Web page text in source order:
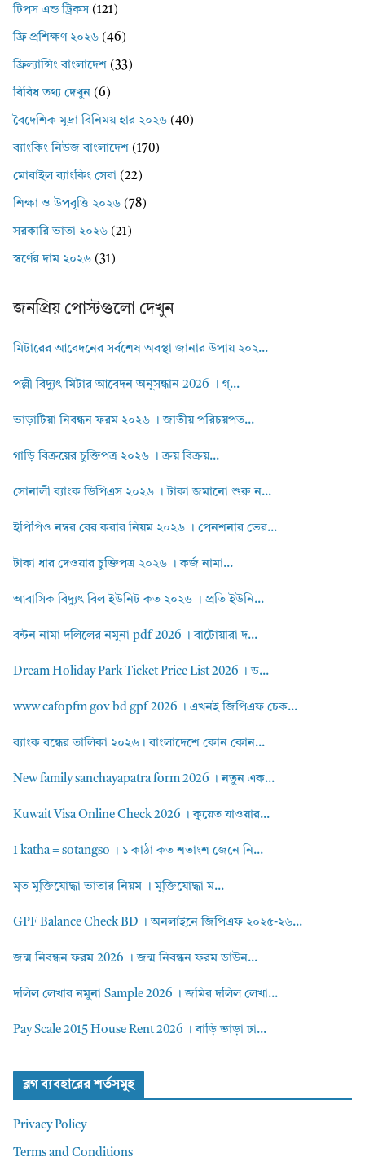
টিপস এন্ড ট্রিকস (121)
ফ্রি প্রশিক্ষণ ২০২৬ (46)
ফ্রিল্যান্সিং বাংলাদেশ (33)
বিবিধ তথ্য দেখুন (6)
বৈদেশিক মুদ্রা বিনিময় হার ২০২৬ (40)
ব্যাংকিং নিউজ বাংলাদেশ (170)
মোবাইল ব্যাংকিং সেবা (22)
শিক্ষা ও উপবৃত্তি ২০২৬ (78)
সরকারি ভাতা ২০২৬ (21)
স্বর্ণের দাম ২০২৬ (31)
জনপ্রিয় পোস্টগুলো দেখুন
মিটারের আবেদনের সর্বশেষ অবস্থা জানার উপায় ২০২...
পল্লী বিদ্যুৎ মিটার আবেদন অনুসন্ধান 2026 । গ্...
ভাড়াটিয়া নিবন্ধন ফরম ২০২৬ । জাতীয় পরিচয়পত...
গাড়ি বিক্রয়ের চুক্তিপত্র ২০২৬ । ক্রয় বিক্রয়...
সোনালী ব্যাংক ডিপিএস ২০২৬ । টাকা জমানো শুরু ন...
ইপিপিও নম্বর বের করার নিয়ম ২০২৬ । পেনশনার ভের...
টাকা ধার দেওয়ার চুক্তিপত্র ২০২৬ । কর্জ নামা...
আবাসিক বিদ্যুৎ বিল ইউনিট কত ২০২৬ । প্রতি ইউনি...
বন্টন নামা দলিলের নমুনা pdf 2026 । বাটোয়ারা দ...
Dream Holiday Park Ticket Price List 2026 । ড...
www cafopfm gov bd gpf 2026 । এখনই জিপিএফ চেক...
ব্যাংক বন্ধের তালিকা ২০২৬। বাংলাদেশে কোন কোন...
New family sanchayapatra form 2026 । নতুন এক...
Kuwait Visa Online Check 2026 । কুয়েত যাওয়ার...
1 katha = sotangso । ১ কাঠা কত শতাংশ জেনে নি...
মৃত মুক্তিযোদ্ধা ভাতার নিয়ম । মুক্তিযোদ্ধা ম...
GPF Balance Check BD । অনলাইনে জিপিএফ ২০২৫-২৬...
জন্ম নিবন্ধন ফরম 2026 । জন্ম নিবন্ধন ফরম ডাউন...
দলিল লেখার নমুনা Sample 2026 । জমির দলিল লেখা...
Pay Scale 2015 House Rent 2026 । বাড়ি ভাড়া ঢা...
ব্লগ ব্যবহারের শর্তসমুহ
Privacy Policy
Terms and Conditions